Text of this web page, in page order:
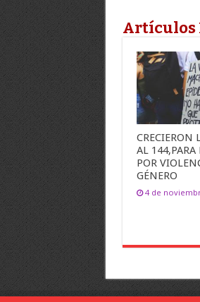
Artículos
CRECIERON
AL
POR
GÉNERO
4 de